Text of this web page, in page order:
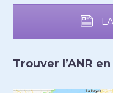
Trouver l’ANR